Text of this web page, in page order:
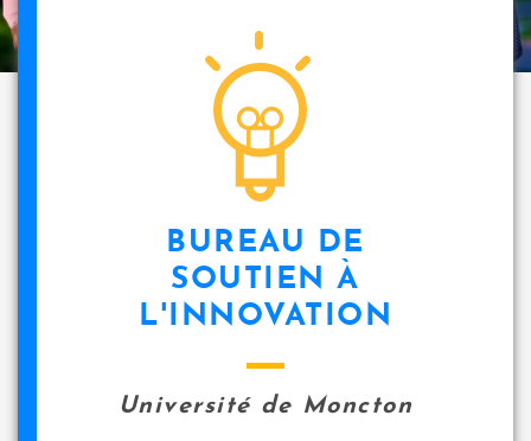
BUREAU DE
SOUTIEN À
L'INNOVATION
Université de Moncton